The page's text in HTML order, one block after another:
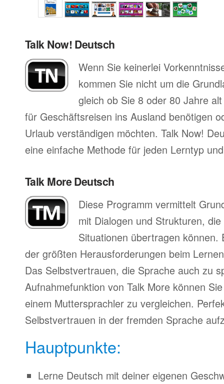
Talk Now! Deutsch
Wenn Sie keinerlei
kommen Sie nicht um die
gleich ob Sie 8 oder 80 Jahre
für Geschäftsreisen ins Ausland benötigen
Urlaub verständigen möchten. Talk Now!
eine einfache Methode für jeden Lerntyp
Talk More Deutsch
Diese Programm vermittelt
mit Dialogen und Strukturen,
Situationen übertragen können.
der größten Herausforderungen beim
Das Selbstvertrauen, die Sprache auch zu
Aufnahmefunktion von Talk More können
einem Muttersprachler zu vergleichen.
Selbstvertrauen in der fremden Sprache
Hauptpunkte:
Lerne Deutsch mit deiner eigenen